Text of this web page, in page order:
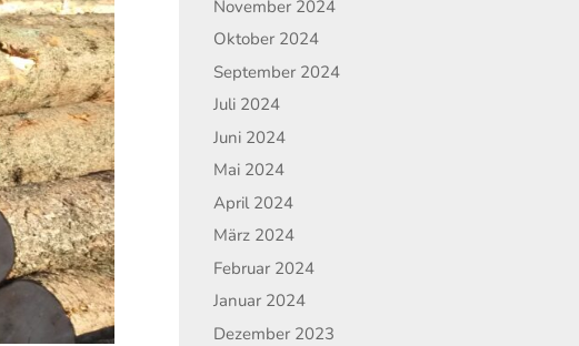
November 2024
Oktober 2024
September 2024
Juli 2024
Juni 2024
Mai 2024
April 2024
März 2024
Februar 2024
Januar 2024
Dezember 2023